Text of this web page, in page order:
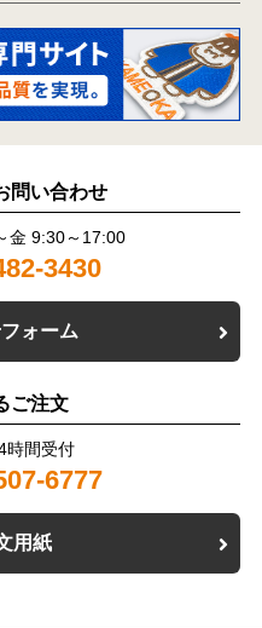
問い合わせ
金 9:30～17:00
3430
ォーム
ご注文
時間受付
6777
用紙